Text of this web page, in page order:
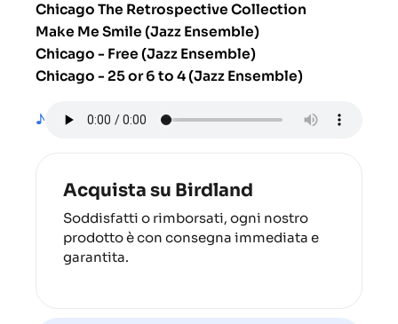
Chicago The Retrospective Collection
Make Me Smile (Jazz Ensemble)
Chicago - Free (Jazz Ensemble)
Chicago - 25 or 6 to 4 (Jazz Ensemble)
♪
Acquista su Birdland
Soddisfatti o rimborsati, ogni nostro
prodotto è con consegna immediata e
garantita.